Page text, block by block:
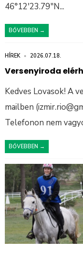
46°12′23.79″N...
BŐVEBBEN →
HÍREK • 2026.07.18.
Versenyiroda
Kedves Lovasok! A
mailben
Telefonon nem
BŐVEBBEN →